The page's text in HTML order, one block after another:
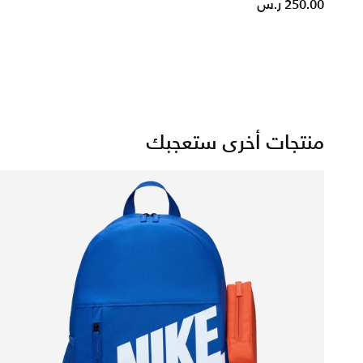
250.00 ر.س
منتجات أخرى ستعجبك